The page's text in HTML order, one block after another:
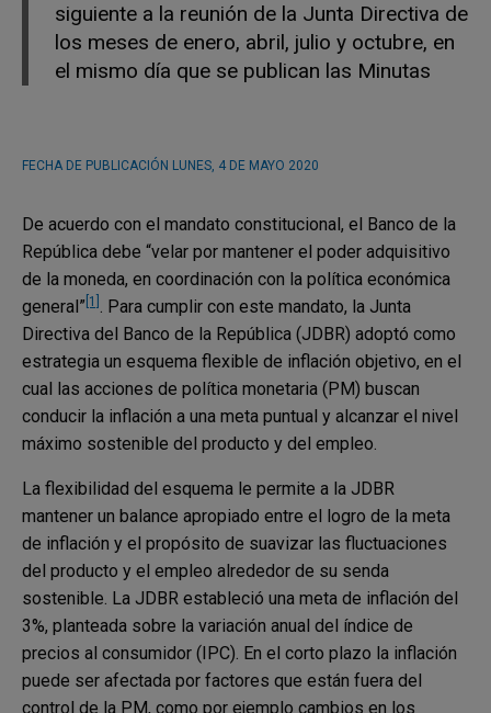
siguiente a la reunión de la Junta Directiva de
los meses de enero, abril, julio y octubre, en
el mismo día que se publican las Minutas
FECHA DE PUBLICACIÓN LUNES, 4 DE MAYO 2020
De acuerdo con el mandato constitucional, el Banco de la
República debe “velar por mantener el poder adquisitivo
de la moneda, en coordinación con la política económica
general” [1] . Para cumplir con este mandato, la Junta
Directiva del Banco de la República (JDBR) adoptó como
estrategia un esquema flexible de inflación objetivo, en el
cual las acciones de política monetaria (PM) buscan
conducir la inflación a una meta puntual y alcanzar el nivel
máximo sostenible del producto y del empleo.
La flexibilidad del esquema le permite a la JDBR
mantener un balance apropiado entre el logro de la meta
de inflación y el propósito de suavizar las fluctuaciones
del producto y el empleo alrededor de su senda
sostenible. La JDBR estableció una meta de inflación del
3%, planteada sobre la variación anual del índice de
precios al consumidor (IPC). En el corto plazo la inflación
puede ser afectada por factores que están fuera del
control de la PM, como por ejemplo cambios en los